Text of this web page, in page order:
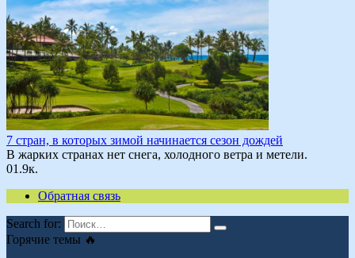
7 стран, в которых зимой начинается сезон дождей
В жарких странах нет снега, холодного ветра и метели.
01.9к.
Обратная связь
Search for:
Горячие темы 🔥